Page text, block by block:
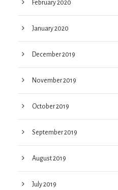
February 2020
January 2020
December 2019
November 2019
October 2019
September 2019
August 2019
July 2019